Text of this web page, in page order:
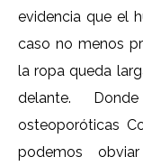
evidencia que el
caso no menos
la ropa queda
delante.
osteoporóticas
podemos